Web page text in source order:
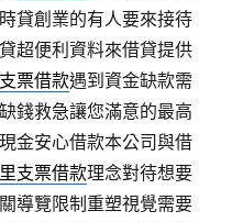
貸創業的有人要來接待
超便利資料來借貸提供
票借款遇到資金缺款需
錢救急讓您滿意的最高
金安心借款本公司與借
支票借款理念對待想要
導覽限制重塑視覺需要